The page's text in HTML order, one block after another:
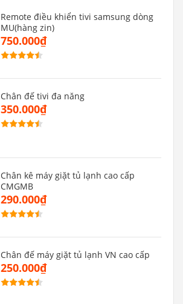
Remote điều khiển tivi samsung dòng
MU(hàng zin)
750.000₫
Chân đế tivi đa năng
350.000₫
Chân kê máy giặt tủ lạnh cao cấp
CMGMB
290.000₫
Chân đế máy giặt tủ lạnh VN cao cấp
250.000₫